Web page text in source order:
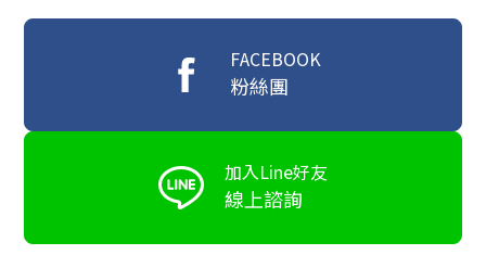
FACEBOOK
粉絲團
加入Line好友
線上諮詢